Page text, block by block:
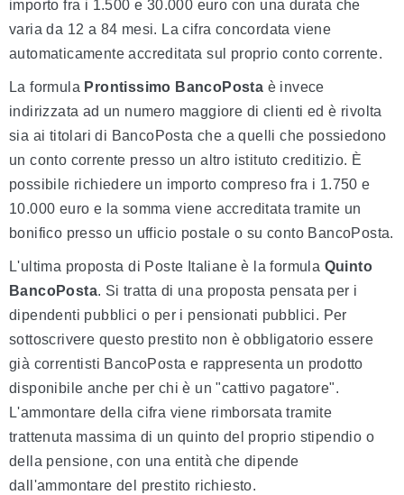
importo fra i 1.500 e 30.000 euro con una durata che
varia da 12 a 84 mesi. La cifra concordata viene
automaticamente accreditata sul proprio conto corrente.
La formula Prontissimo BancoPosta è invece
indirizzata ad un numero maggiore di clienti ed è rivolta
sia ai titolari di BancoPosta che a quelli che possiedono
un conto corrente presso un altro istituto creditizio. È
possibile richiedere un importo compreso fra i 1.750 e
10.000 euro e la somma viene accreditata tramite un
bonifico presso un ufficio postale o su conto BancoPosta.
L'ultima proposta di Poste Italiane è la formula Quinto
BancoPosta. Si tratta di una proposta pensata per i
dipendenti pubblici o per i pensionati pubblici. Per
sottoscrivere questo prestito non è obbligatorio essere
già correntisti BancoPosta e rappresenta un prodotto
disponibile anche per chi è un "cattivo pagatore".
L'ammontare della cifra viene rimborsata tramite
trattenuta massima di un quinto del proprio stipendio o
della pensione, con una entità che dipende
dall'ammontare del prestito richiesto.